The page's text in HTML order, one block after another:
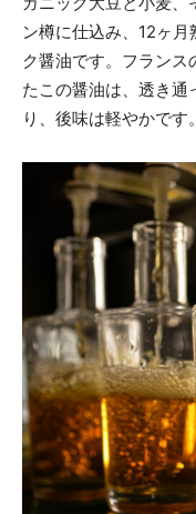
ン樽に仕込み、12ヶ
ク醤油です。フラン
たこの醤油は、透き通
り、後味は軽やかです。